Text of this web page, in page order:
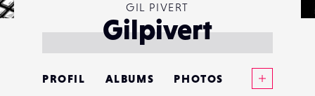
GIL PIVERT
Gilpivert
PROFIL ALBUMS PHOTOS